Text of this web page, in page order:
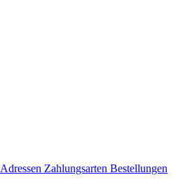
Adressen Zahlungsarten Bestellungen